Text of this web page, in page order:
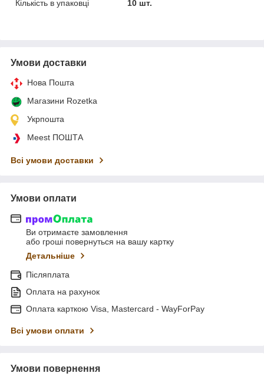
Кількість в упаковці
10 шт.
Умови доставки
Нова Пошта
Магазини Rozetka
Укрпошта
Meest ПОШТА
Всі умови доставки
Умови оплати
Ви отримаєте замовлення
або гроші повернуться на вашу картку
Детальніше
Післяплата
Оплата на рахунок
Оплата карткою Visa, Mastercard - WayForPay
Всі умови оплати
Умови повернення